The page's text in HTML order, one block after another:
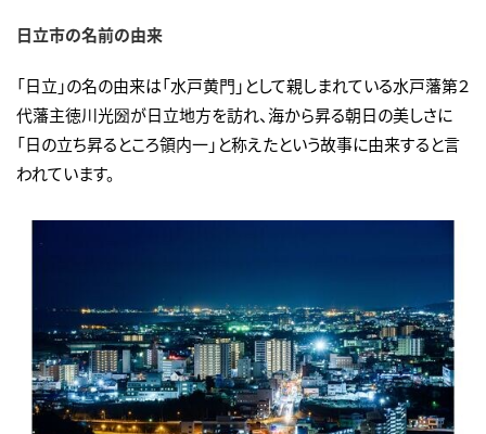
日立市の名前の由来
「日立」の名の由来は「水戸黄門」として親しまれている水戸藩第２
代藩主徳川光圀が日立地方を訪れ、海から昇る朝日の美しさに
「日の立ち昇るところ領内一」と称えたという故事に由来すると言
われています。